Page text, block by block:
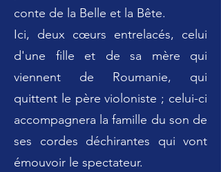
conte de la Belle et la Bête.
Ici, deux cœurs entrelacés, celui
d'une fille et de sa mère qui
viennent de Roumanie, qui
quittent le père violoniste ; celui-ci
accompagnera la famille du son de
ses cordes déchirantes qui vont
émouvoir le spectateur.